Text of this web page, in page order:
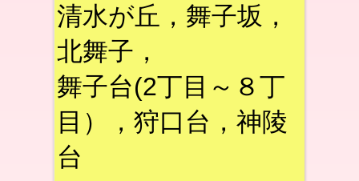
清水が丘，舞子坂，
北舞子，
舞子台(2丁目～８丁
目），狩口台，神陵
台